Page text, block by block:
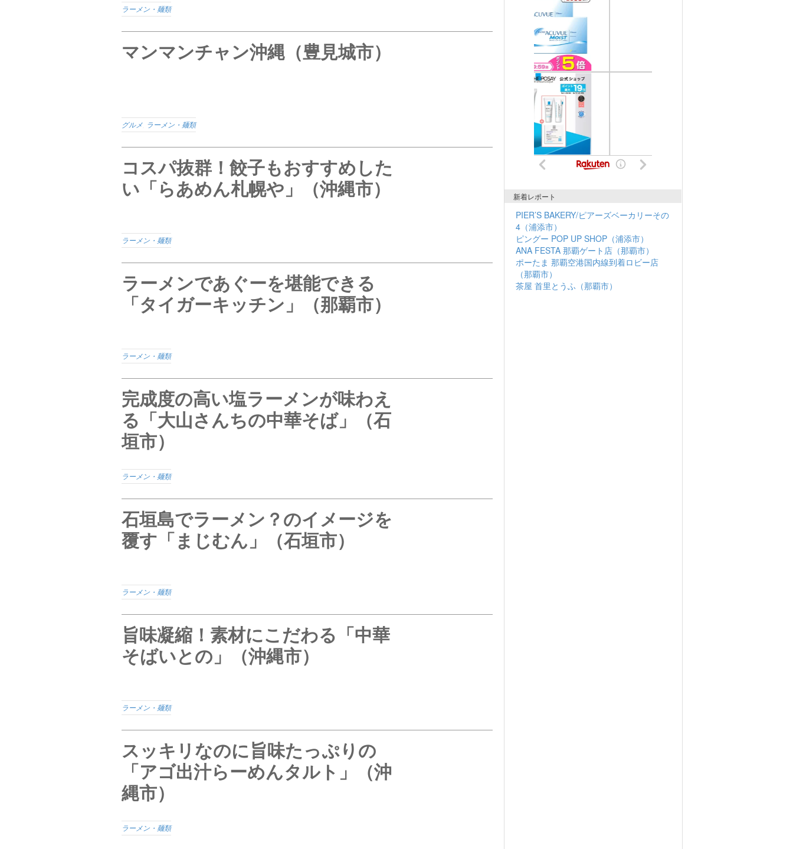
ラーメン・麺類
マンマンチャン沖縄（豊見城市）
グルメ ラーメン・麺類
コスパ抜群！餃子もおすすめした
い「らあめん札幌や」（沖縄市）
ラーメン・麺類
ラーメンであぐーを堪能できる
「タイガーキッチン」（那覇市）
ラーメン・麺類
完成度の高い塩ラーメンが味わえ
る「大山さんちの中華そば」（石
垣市）
ラーメン・麺類
石垣島でラーメン？のイメージを
覆す「まじむん」（石垣市）
ラーメン・麺類
旨味凝縮！素材にこだわる「中華
そばいとの」（沖縄市）
ラーメン・麺類
スッキリなのに旨味たっぷりの
「アゴ出汁らーめんタルト」（沖
縄市）
ラーメン・麺類
新着レポート
PIER’S BAKERY/ピアーズベーカリーその
4（浦添市）
ピングー POP UP SHOP（浦添市）
ANA FESTA 那覇ゲート店（那覇市）
ポーたま 那覇空港国内線到着ロビー店
（那覇市）
茶屋 首里とうふ（那覇市）